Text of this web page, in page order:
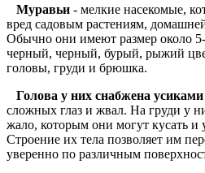
Муравьи - мелкие насекомые,
вред садовым растениям,
Обычно они имеют размер около
черный, черный, бурый, рыжий
головы, груди и брюшка.
Голова у них снабжена усиками
сложных глаз и жвал. На груди у
жало, которым они могут кусать и
Строение их тела позволяет им
уверенно по различным